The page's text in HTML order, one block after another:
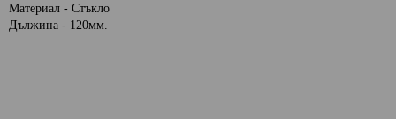
Материал - Стъкло
Дължина - 120мм.